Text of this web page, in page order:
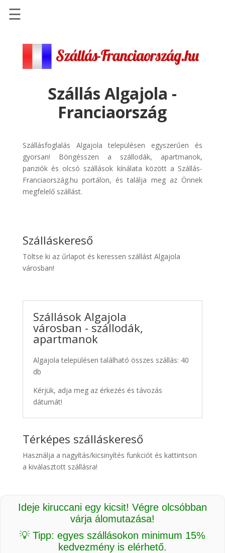
Szállások
Repülőjegy
pénzvisszatérítéssel
Discover
Cars
Transzfer
☰
Szállás Algajola -
Franciaország
Szállásfoglalás Algajola településen egyszerűen és
gyorsan! Böngésszen a szállodák, apartmanok,
panziók és olcsó szállások kínálata között a Szállás-
Franciaország.hu portálon, és találja meg az Önnek
megfelelő szállást.
Szálláskereső
Töltse ki az űrlapot és keressen szállást Algajola
városban!
Szállások Algajola
városban - szállodák,
apartmanok
Algajola településen található összes szállás: 40
db
Kérjük, adja meg az érkezés és távozás
dátumát!
Térképes szálláskereső
Használja a nagyítás/kicsinyítés funkciót és kattintson
a kiválasztott szállásra!
Ideje kiruccani egy kicsit! Végre olcsóbban
várja álomutazása!
💡 Tipp: egyes szállásokon minimum 15%
kedvezmény is elérhető.